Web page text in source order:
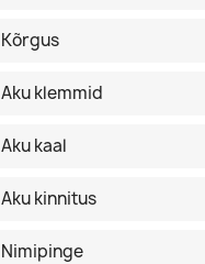
Kõrgus
Aku klemmid
Aku kaal
Aku kinnitus
Nimipinge